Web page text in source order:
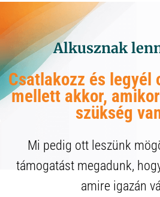
Alkusznak
Csatlakozz és legyél
mellett akkor,
szükség
Mi pedig ott leszünk
támogatást megadunk,
amire igazán